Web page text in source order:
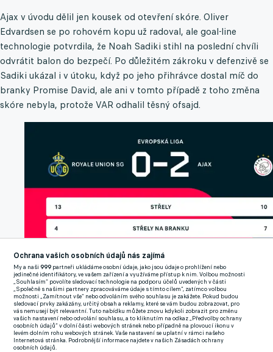
Ajax v úvodu dělil jen kousek od otevření skóre. Oliver
Edvardsen se po rohovém kopu už radoval, ale goal-line
technologie potvrdila, že Noah Sadiki stihl na poslední chvíli
odvrátit balon do bezpečí. Po důležitém zákroku v defenzivě se
Sadiki ukázal i v útoku, když po jeho přihrávce dostal míč do
branky Promise David, ale ani v tomto případě z toho změna
skóre nebyla, protože VAR odhalil těsný ofsajd.
Ochrana vašich osobních údajů nás zajímá
My a naši999 partneři ukládáme osobní údaje, jako jsou údaje o prohlížení nebo
jedinečné identifikátory, ve vašem zařízení a využíváme přístup k nim. Volbou možnosti
„Souhlasím“ povolíte sledovací technologie na podporu účelů uvedených v části
„Společně s našimi partnery zpracováváme údaje s tímto cílem“, zatímco volbou
možnosti „Zamítnout vše“ nebo odvoláním svého souhlasu je zakážete. Pokud budou
sledovací prvky zakázány, určitý obsah a reklamy, které se vám budou zobrazovat, pro
vás nemusejí být relevantní. Tuto nabídku můžete znovu kdykoli zobrazit pro změnu
vašich nastavení nebo odvolání souhlasu, a to kliknutím na odkaz „Předvolby ochrany
osobních údajů“ v dolní části webových stránek nebo případně na plovoucí ikonu v
levém dolním rohu webových stránek. Vaše nastavení se uplatní v rámci našeho
Internetová stránka. Podrobnější informace najdete v našich Zásadách ochrany
osobních údajů.